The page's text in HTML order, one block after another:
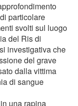
particolare
svolti sul luogo
del Ris di
investigativa che
del grave
dalla vittima
di sangue
una rapina